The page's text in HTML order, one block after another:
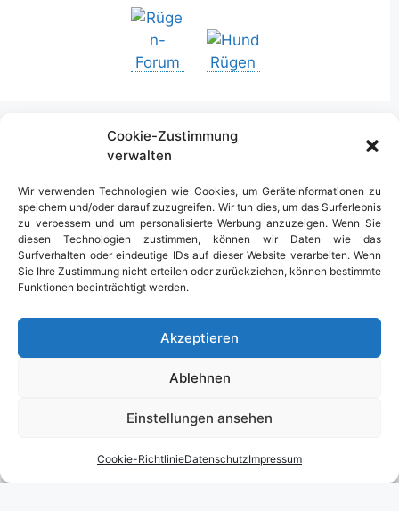
Cookie-Zustimmung
verwalten
Wir verwenden Technologien wie Cookies, um Geräteinformationen zu
speichern und/oder darauf zuzugreifen. Wir tun dies, um das Surferlebnis
zu verbessern und um personalisierte Werbung anzuzeigen. Wenn Sie
diesen Technologien zustimmen, können wir Daten wie das
Surfverhalten oder eindeutige IDs auf dieser Website verarbeiten. Wenn
Sie Ihre Zustimmung nicht erteilen oder zurückziehen, können bestimmte
Funktionen beeinträchtigt werden.
Akzeptieren
Ablehnen
Einstellungen ansehen
Cookie-RichtlinieDatenschutzImpressum
Urlaub in Deutschland